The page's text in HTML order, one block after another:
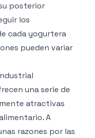
posterior
los
cada yogurtera
pueden variar
una serie de
atractivas
A
razones por las